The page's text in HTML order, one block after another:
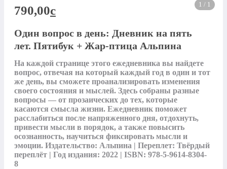
1 / 1
790,00c
Один вопрос в день: Дневник на пять
лет. Пятибук + Жар-птица Альпина
На каждой странице этого ежедневника вы найдете
вопрос, отвечая на который каждый год в один и тот
же день, вы сможете проанализировать изменения
своего состояния и мыслей. Здесь собраны разные
вопросы — от прозаических до тех, которые
касаются смысла жизни. Ежедневник поможет
расслабиться после напряженного дня, отдохнуть,
привести мысли в порядок, а также повысить
осознанность, научиться фиксировать мысли и
эмоции. Издательство: Альпина | Переплет: Твёрдый
переплёт | Год издания: 2022 | ISBN: 978-5-9614-8304-
8